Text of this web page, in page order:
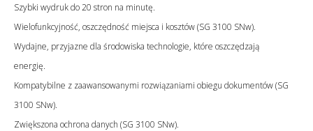
Szybki wydruk do 20 stron na minutę.
Wielofunkcyjność, oszczędność miejsca i kosztów (SG 3100 SNw).
Wydajne, przyjazne dla środowiska technologie, które oszczędzają
energię.
Kompatybilne z zaawansowanymi rozwiązaniami obiegu dokumentów (SG
3100 SNw).
Zwiększona ochrona danych (SG 3100 SNw).